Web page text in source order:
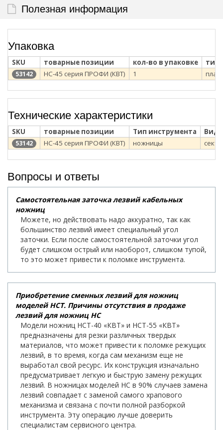
Полезная информация
Упаковка
SKU товарные позиции кол-во в упаковке тип
53142 НС-45 серия ПРОФИ (КВТ) 1
Технические характеристики
SKU товарные позиции Тип инструмента Вид
53142 НС-45 серия ПРОФИ (КВТ) ножницы
Вопросы и ответы
Самостоятельная заточка лезвий кабельных
ножниц
Можете, но действовать надо аккуратно, так как
большинство лезвий имеет специальный угол
заточки. Если после самостоятельной заточки угол
будет слишком острый или наоборот, слишком тупой,
то это может привести к поломке инструмента.
Приобретение сменных лезвий для ножниц
моделей НСТ. Причины отсутствия в продаже
лезвий для ножниц НС
Модели ножниц НСТ-40 «КВТ» и НСТ-55 «КВТ»
предназначены для резки различных твердых
материалов, что может привести к поломке режущих
лезвий, в то время, когда сам механизм еще не
выработал свой ресурс. Их конструкция изначально
предусматривает легкую и быструю замену режущих
лезвий. В ножницах моделей НС в 90% случаев замена
лезвий совпадает с заменой самого храпового
механизма и связана с почти полной разборкой
инструмента. Эту операцию лучше доверить
специалистам сервисного центра.